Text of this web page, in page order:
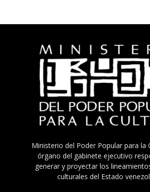
Ministerio del Poder Popular para la
órgano del gabinete ejecutivo
generar y proyectar los
culturales del Estado